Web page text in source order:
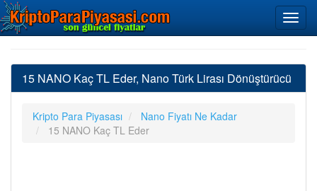
15 NANO Kaç TL Eder, Nano Türk Lirası Dönüştürücü
Kripto Para Piyasası
Nano Fiyatı Ne Kadar
15 NANO Kaç TL Eder